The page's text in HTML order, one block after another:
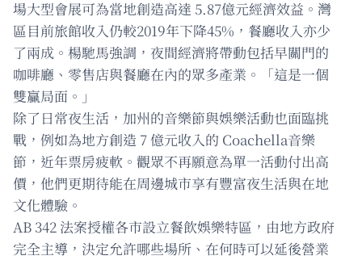
場大型會展可為當地創造高達 5.87億元經濟效益。灣
區目前旅館收入仍較2019年下降45%，餐廳收入亦少
了兩成。楊馳馬強調，夜間經濟將帶動包括早關門的
咖啡廳、零售店與餐廳在內的眾多產業。「這是一個
雙贏局面。」
除了日常夜生活，加州的音樂節與娛樂活動也面臨挑
戰，例如為地方創造 7 億元收入的 Coachella音樂
節，近年票房疲軟。觀眾不再願意為單一活動付出高
價，他們更期待能在周邊城市享有豐富夜生活與在地
文化體驗。
AB 342 法案授權各市設立餐飲娛樂特區，由地方政府
完全主導，決定允許哪些場所、在何時可以延後營業